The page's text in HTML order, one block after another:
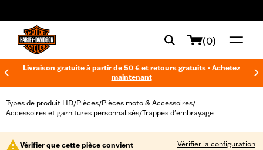
(0)
Livraison gratuite à partir de 50 € et retours gratuits - Achetez
maintenant
Types de produit HD/Pièces/Pièces moto & Accessoires/
Accessoires et garnitures personnalisés/Trappes d'embrayage
Vérifier que cette pièce convient Vérifier la configuration